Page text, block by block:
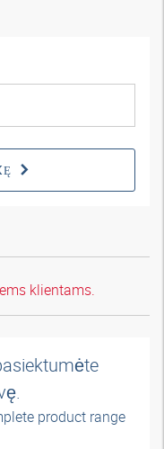
klientams.
product range